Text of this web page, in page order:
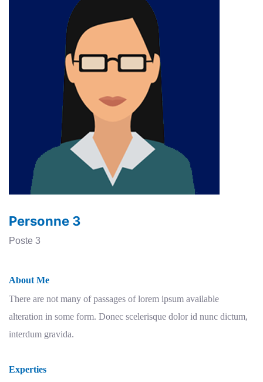
Personne 3
Poste 3
About Me
There are not many of passages of lorem ipsum available
alteration in some form. Donec scelerisque dolor id nunc dictum,
interdum gravida.
Experties